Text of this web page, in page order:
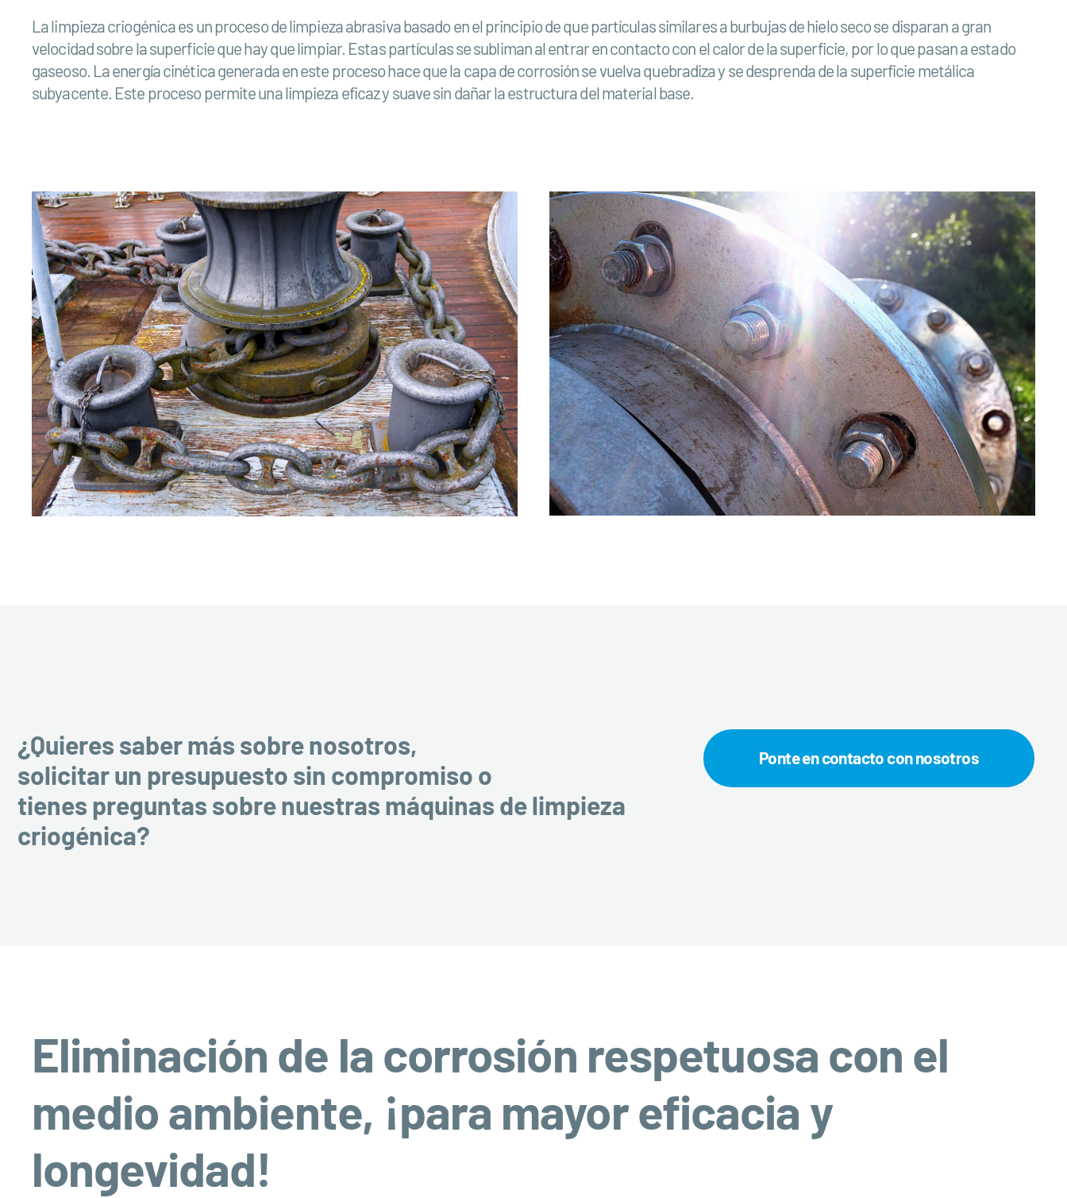
La limpieza criogénica es un proceso de limpieza abrasiva basado en el principio de que partículas similares a burbujas de hielo seco se disparan a gran
velocidad sobre la superficie que hay que limpiar. Estas partículas se subliman al entrar en contacto con el calor de la superficie, por lo que pasan a estado
gaseoso. La energía cinética generada en este proceso hace que la capa de corrosión se vuelva quebradiza y se desprenda de la superficie metálica
subyacente. Este proceso permite una limpieza eficaz y suave sin dañar la estructura del material base.
¿Quieres saber más sobre nosotros,
solicitar un presupuesto sin compromiso o
tienes preguntas sobre nuestras máquinas de limpieza
criogénica?
Ponte en contacto con nosotros
Eliminación de la corrosión respetuosa con el
medio ambiente, ¡para mayor eficacia y
longevidad!